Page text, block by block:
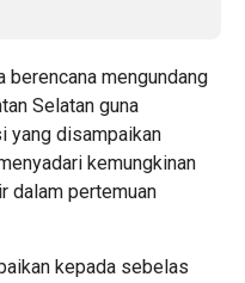
berencana mengundang
Selatan guna
yang disampaikan
kemungkinan
dalam pertemuan
kepada sebelas